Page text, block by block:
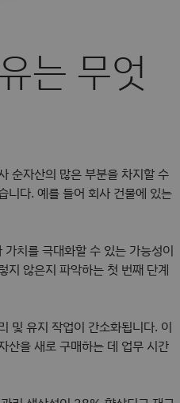
는 무엇
순자산의 많은 부분을 차지할 수
니다. 예를 들어 회사 건물에 있는
치를 극대화할 수 있는 가능성이
지 않은지 파악하는 첫 번째 단계
및 유지 작업이 간소화됩니다. 이
산을 새로 구매하는 데 업무 시간